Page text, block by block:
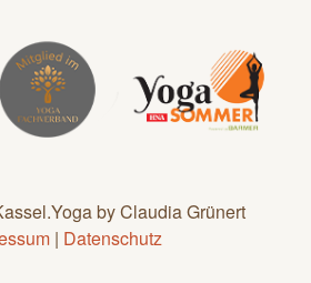
by Claudia Grünert
| Datenschutz